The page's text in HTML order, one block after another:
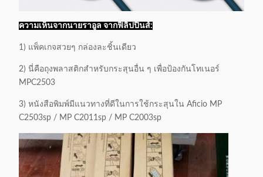
46.5*32.5*36.5
12 กิโลกรัม
C2503LC
EX JPN
MP
ความเห็นจากนายราอูล จากฟิลิปปินส์:
1) แพ็คเกจสวยๆ กล่องละชิ้นเดียว
2) นี่คือถุงพลาสติกสําหรับกระสุนอื่น ๆ เพื่อป้องกันโทเนอร์
MPC2503
3) หนังสือพิมพ์มีแนวทางที่ดีในการใช้กระสุนใน Aficio MP
C2503sp / MP C2011sp / MP C2003sp